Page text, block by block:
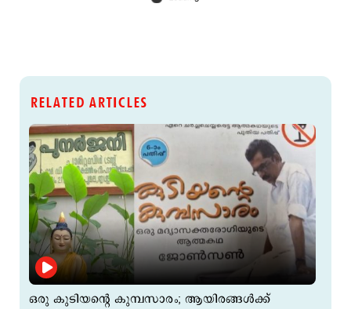
RELATED ARTICLES
ഒരു കുടിയന്‍റെ കുമ്പസാരം; ആയിരങ്ങള്‍ക്ക്